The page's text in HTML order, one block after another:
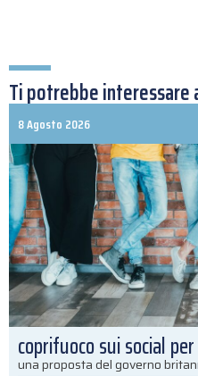
Ti potrebbe interessare
8 Agosto 2026
coprifuoco sui social
una proposta del governo